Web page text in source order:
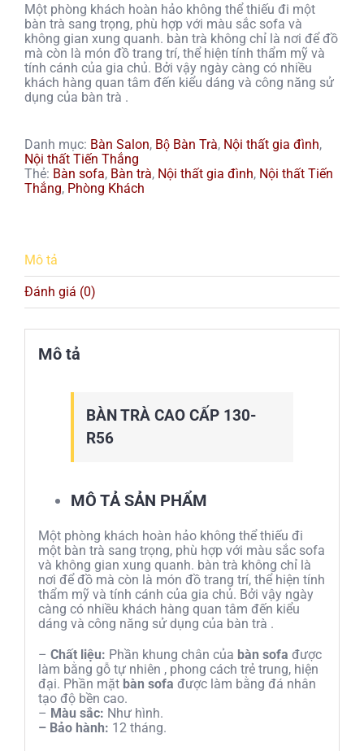
Một phòng khách hoàn hảo không thể thiếu đi một
bàn trà sang trọng, phù hợp với màu sắc sofa và
không gian xung quanh. bàn trà không chỉ là nơi để đồ
mà còn là món đồ trang trí, thể hiện tính thẩm mỹ và
tính cánh của gia chủ. Bởi vậy ngày càng có nhiều
khách hàng quan tâm đến kiểu dáng và công năng sử
dụng của bàn trà .
Danh mục: Bàn Salon, Bộ Bàn Trà, Nội thất gia đình,
Nội thất Tiến Thắng
Thẻ: Bàn sofa, Bàn trà, Nội thất gia đình, Nội thất Tiến
Thắng, Phòng Khách
Mô tả
Đánh giá (0)
Mô tả
BÀN TRÀ CAO CẤP 130-
R56
MÔ TẢ SẢN PHẨM
Một phòng khách hoàn hảo không thể thiếu đi
một bàn trà sang trọng, phù hợp với màu sắc sofa
và không gian xung quanh. bàn trà không chỉ là
nơi để đồ mà còn là món đồ trang trí, thể hiện tính
thẩm mỹ và tính cánh của gia chủ. Bởi vậy ngày
càng có nhiều khách hàng quan tâm đến kiểu
dáng và công năng sử dụng của bàn trà .
– Chất liệu: Phần khung chân của bàn sofa được
làm bằng gỗ tự nhiên , phong cách trẻ trung, hiện
đại. Phần mặt bàn sofa được làm bằng đá nhân
tạo độ bền cao.
– Màu sắc: Như hình.
– Bảo hành: 12 tháng.